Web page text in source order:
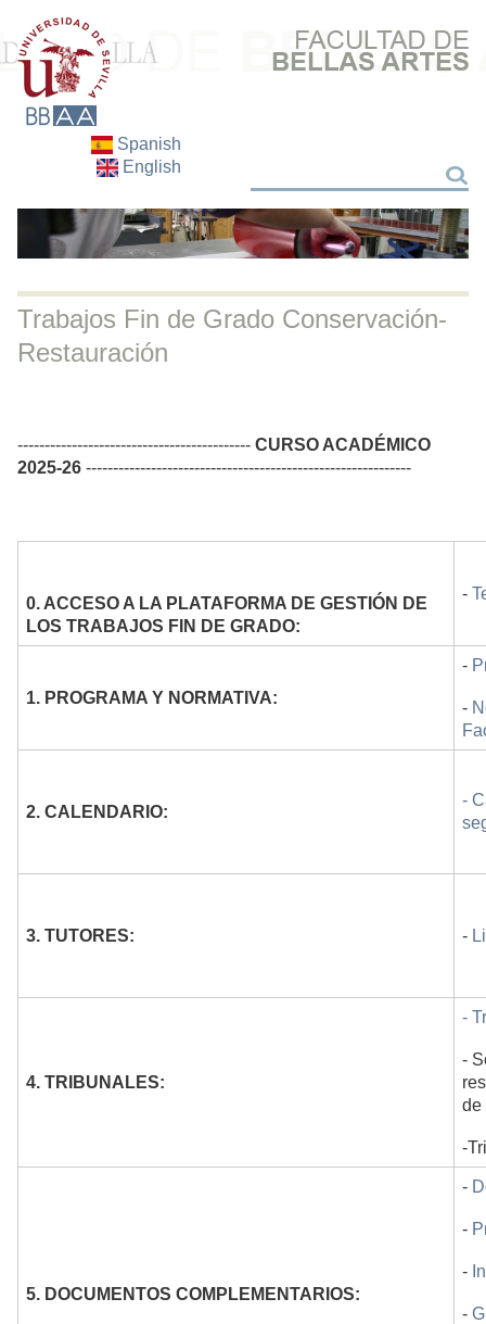
Spanish
English
Buscar
Trabajos Fin de Grado Conservación-
Restauración
------------------------------------------- CURSO ACADÉMICO
2025-26 ------------------------------------------------------------
0. ACCESO A LA PLATAFORMA DE GESTIÓN DE
LOS TRABAJOS FIN DE GRADO:
-
1. PROGRAMA Y NORMATIVA:
-
-
2. CALENDARIO:
-
3. TUTORES: -
4. TRIBUNALES:
-
-
de
-
5. DOCUMENTOS COMPLEMENTARIOS:
-
-
-
-